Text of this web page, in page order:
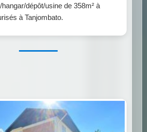
hangar/dépôt/usine de 358m² à
à Tanjombato.